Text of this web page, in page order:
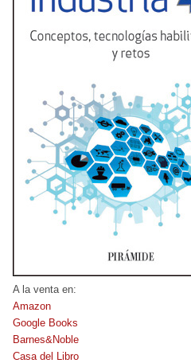
A la venta en:
Amazon
Google Books
Barnes&Noble
Casa del Libro